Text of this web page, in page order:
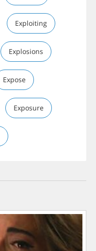
Exploiting
Explosions
Expose
Exposure